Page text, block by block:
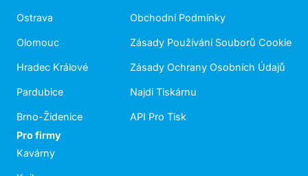
Ostrava
Olomouc
Hradec Králové
Pardubice
Brno-Židenice
Obchodní Podmínky
Zásady Používání Souborů Cookie
Zásady Ochrany Osobních Údajů
Najdi Tiskárnu
API Pro Tisk
Pro firmy
Kavárny